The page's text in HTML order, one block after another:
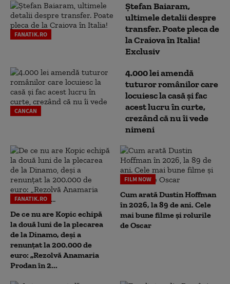
FANATIK.RO
Ștefan Baiaram,
ultimele detalii despre
transfer. Poate pleca de
la Craiova în Italia!
Exclusiv
CANCAN
4.000 lei amendă
tuturor românilor care
locuiesc la casă și fac
acest lucru în curte,
crezând că nu îi vede
nimeni
FANATIK.RO
De ce nu are Kopic echipă
la două luni de la plecarea
de la Dinamo, deși a
renunțat la 200.000 de
euro: „Rezolvă Anamaria
Prodan în 2...
FILM NOW
Cum arată Dustin Hoffman
în 2026, la 89 de ani. Cele
mai bune filme și rolurile
de Oscar